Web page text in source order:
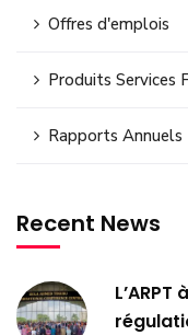
Offres d'emplois
Produits Services
Rapports Annuels
Recent News